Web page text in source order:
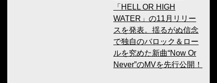
「HELL OR HIGH
WATER」の11月リリー
スを発表。揺るがぬ信念
で独自のバロック＆ロー
ルを究めた新曲“Now Or
Never”のMVを先行公開！